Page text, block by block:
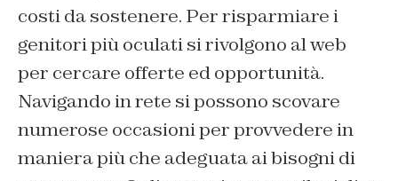
costi da sostenere. Per risparmiare i
genitori più oculati si rivolgono al web
per cercare offerte ed opportunità.
Navigando in rete si possono scovare
numerose occasioni per provvedere in
maniera più che adeguata ai bisogni di